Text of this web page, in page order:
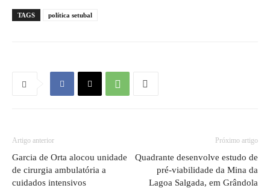
TAGS política setubal
Artigo anterior
Garcia de Orta alocou unidade
de cirurgia ambulatória a
cuidados intensivos
Próximo artigo
Quadrante desenvolve estudo de
pré-viabilidade da Mina da
Lagoa Salgada, em Grândola